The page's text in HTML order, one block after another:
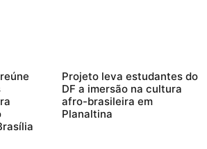
Projeto leva estudantes do
DF a imersão na cultura
afro-brasileira em
Planaltina